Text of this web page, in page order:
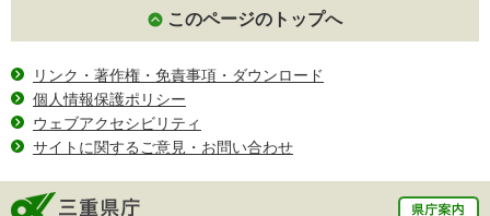
このページのトップへ
リンク・著作権・免責事項・ダウンロード
個人情報保護ポリシー
ウェブアクセシビリティ
サイトに関するご意見・お問い合わせ